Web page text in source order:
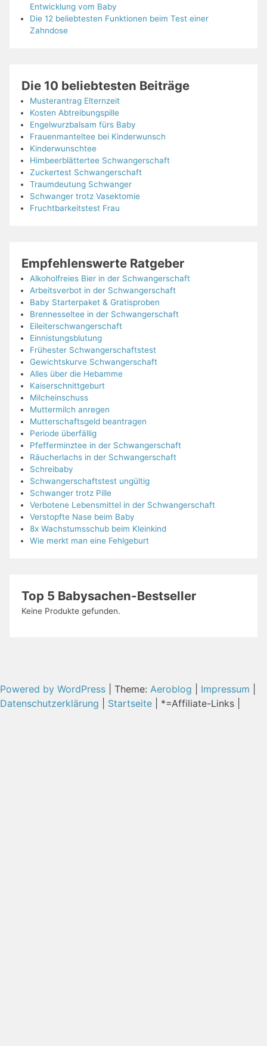
Entwicklung vom Baby
Die 12 beliebtesten Funktionen beim Test einer
Zahndose
Die 10 beliebtesten Beiträge
Musterantrag Elternzeit
Kosten Abtreibungspille
Engelwurzbalsam fürs Baby
Frauenmanteltee bei Kinderwunsch
Kinderwunschtee
Himbeerblättertee Schwangerschaft
Zuckertest Schwangerschaft
Traumdeutung Schwanger
Schwanger trotz Vasektomie
Fruchtbarkeitstest Frau
Empfehlenswerte Ratgeber
Alkoholfreies Bier in der Schwangerschaft
Arbeitsverbot in der Schwangerschaft
Baby Starterpaket & Gratisproben
Brennesseltee in der Schwangerschaft
Eileiterschwangerschaft
Einnistungsblutung
Frühester Schwangerschaftstest
Gewichtskurve Schwangerschaft
Alles über die Hebamme
Kaiserschnittgeburt
Milcheinschuss
Muttermilch anregen
Mutterschaftsgeld beantragen
Periode überfällig
Pfefferminztee in der Schwangerschaft
Räucherlachs in der Schwangerschaft
Schreibaby
Schwangerschaftstest ungültig
Schwanger trotz Pille
Verbotene Lebensmittel in der Schwangerschaft
Verstopfte Nase beim Baby
8x Wachstumsschub beim Kleinkind
Wie merkt man eine Fehlgeburt
Top 5 Babysachen-Bestseller
Keine Produkte gefunden.
Powered by WordPress Theme: Aeroblog Impressum
Datenschutzerklärung
Startseite | *=Affiliate-Links |